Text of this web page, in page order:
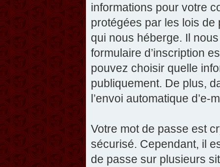
informations pour votre
protégées par les lois
qui nous héberge. Il
formulaire d’inscription
pouvez choisir quelle
publiquement. De plus,
l’envoi automatique d’e-
Votre mot de passe est
sécurisé. Cependant, il
de passe sur plusieurs